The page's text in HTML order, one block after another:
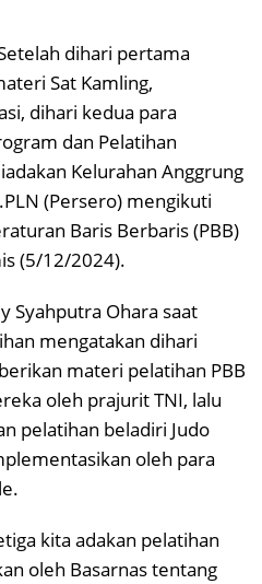
dihari pertama
Sat Kamling,
dihari kedua para
dan Pelatihan
Kelurahan Anggrung
(Persero) mengikuti
Baris Berbaris (PBB)
(5/12/2024).
Syahputra Ohara saat
mengatakan dihari
materi pelatihan PBB
oleh prajurit TNI, lalu
pelatihan beladiri Judo
oleh para
kita adakan pelatihan
oleh Basarnas tentang